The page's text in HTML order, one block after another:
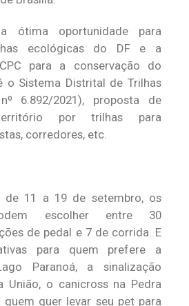
ótima oportunidade para
ecológicas do DF e a
para a conservação do
o Sistema Distrital de Trilhas
6.892/2021), proposta de
por trilhas para
corredores, etc.
de 11 a 19 de setembro, os
escolher entre 30
de pedal e 7 de corrida. E
para quem prefere a
Paranoá, a sinalização
União, o canicross na Pedra
quem quer levar seu pet para